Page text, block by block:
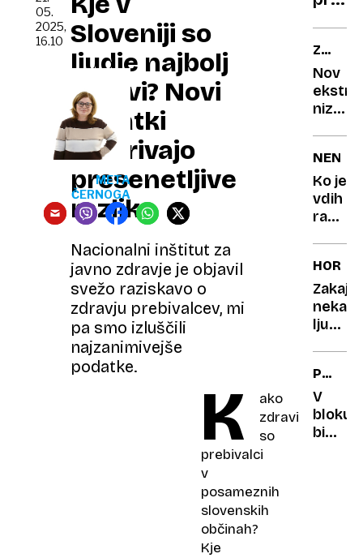
Sloveniji so
ljudje najbolj
zdravi? Novi
podatki
razkrivajo
presenetljive
razlike
Nacionalni inštitut za
javno zdravje je objavil
svežo raziskavo o
zdravju prebivalcev, mi
pa smo izluščili
najzanimivejše
podatke.
05.
2025,
16.10
META
ČERNOGA
K
ako
zdravi
so
prebivalci
v
posameznih
slovenskih
občinah?
Kje
ZA
Nov
sem
plačal
drobiž
in
Ko je
vdih
že
na
nego
Zakaj
ljudje
V
bloku
bi